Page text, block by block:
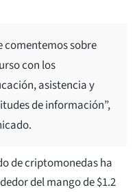
comentemos sobre
con los
asistencia y
de información”,
de criptomonedas ha
del mango de $1.2